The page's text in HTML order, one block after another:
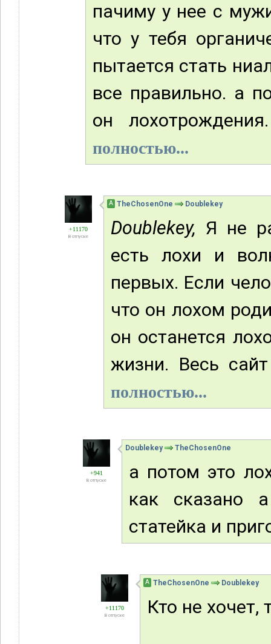
пачиму у нее с
что у тебя
пытается стать
все правильно. а
он
полностью...
+11170
В отпуске
А TheChosenOne Doublekey
Doublekey, Я не
есть лохи и
первых. Если
что он лохом
он останется
жизни. Весь
полностью...
+941
В отпуске
Doublekey TheChosenOne
а потом это
как сказано
статейка и
+11170
В отпуске
А TheChosenOne Doublekey
Кто не хочет,